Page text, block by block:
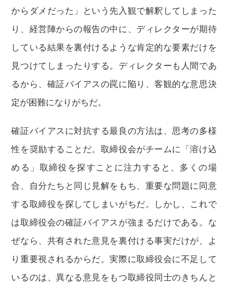
からダメだった」という先入観で解釈してしまった
り、経営陣からの報告の中に、ディレクターが期待
している結果を裏付けるような肯定的な要素だけを
見つけてしまったりする。ディレクターも人間であ
るから、確証バイアスの罠に陥り、客観的な意思決
定が困難になりがちだ。
確証バイアスに対抗する最良の方法は、思考の多様
性を奨励することだ。取締役会がチームに「溶け込
める」取締役を探すことに注力すると、多くの場
合、自分たちと同じ見解をもち、重要な問題に同意
する取締役を探してしまいがちだ。しかし、これで
は取締役会の確証バイアスが強まるだけである。な
ぜなら、共有された意見を裏付ける事実だけが、よ
り重要視されるからだ。実際に取締役会に不足して
いるのは、異なる意見をもつ取締役同士のきちんと